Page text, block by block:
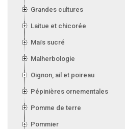
Grandes cultures
Laitue et chicorée
Maïs sucré
Malherbologie
Oignon, ail et poireau
Pépinières ornementales
Pomme de terre
Pommier